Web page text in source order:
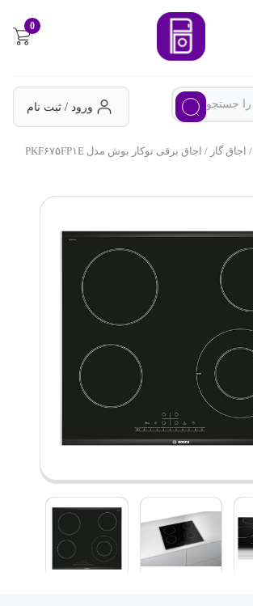
0
ورود / ثبت نام
اجاق گاز/ اجاق برقی توکار بوش مدل PKF۶۷۵FP۱E